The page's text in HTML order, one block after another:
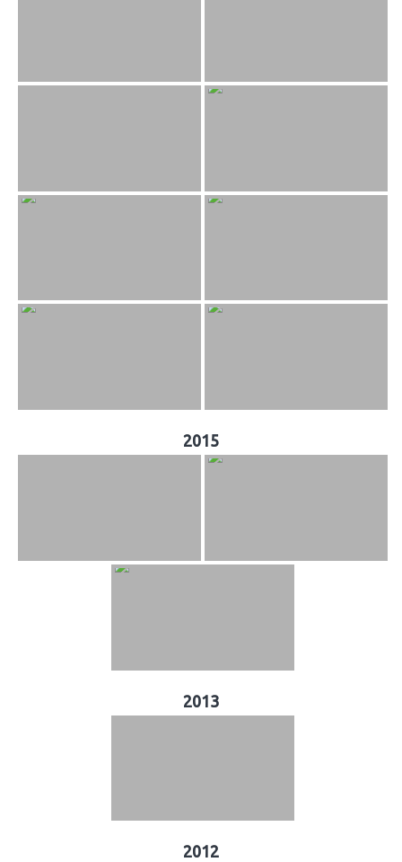
2015
2013
2012